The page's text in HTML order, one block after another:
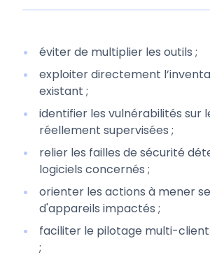
éviter de multiplier les outils ;
exploiter directement
existant ;
identifier les vulnérabilités sur
réellement supervisées ;
relier les failles de sécurité
logiciels concernés ;
orienter les actions à mener
d'appareils impactés ;
faciliter le pilotage multi-
;